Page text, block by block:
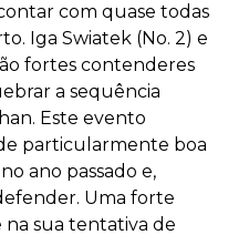
com quase todas
Iga Swiatek (No. 2) e
fortes contenderes
a sequência
Este evento
particularmente boa
ano passado e,
Uma forte
sua tentativa de